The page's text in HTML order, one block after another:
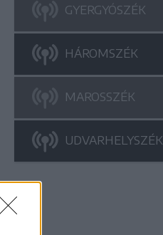
GYERGYÓSZÉK
HÁROMSZÉK
MAROSSZÉK
UDVARHELYSZÉK